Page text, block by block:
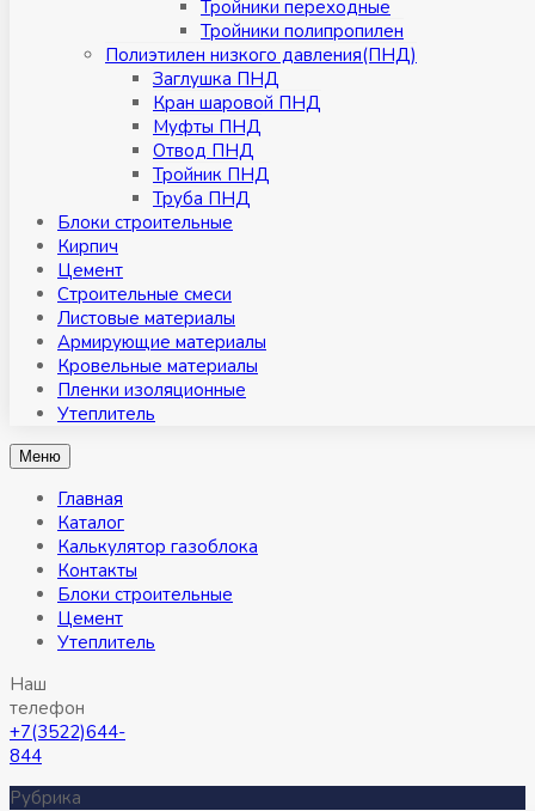
Тройники переходные
Тройники полипропилен
Полиэтилен низкого давления(ПНД)
Заглушка ПНД
Кран шаровой ПНД
Муфты ПНД
Отвод ПНД
Тройник ПНД
Труба ПНД
Блоки строительные
Кирпич
Цемент
Строительные смеси
Листовые материалы
Армирующие материалы
Кровельные материалы
Пленки изоляционные
Утеплитель
Меню
Главная
Каталог
Калькулятор газоблока
Контакты
Блоки строительные
Цемент
Утеплитель
Наш
телефон
+7(3522)644-
844
Рубрика